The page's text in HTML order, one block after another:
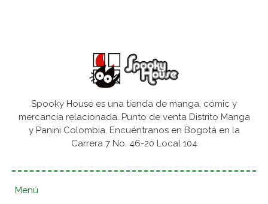
Spooky House es una tienda de manga, cómic y
mercancía relacionada. Punto de venta Distrito Manga
y Panini Colombia. Encuéntranos en Bogotá en la
Carrera 7 No. 46-20 Local 104
Menú